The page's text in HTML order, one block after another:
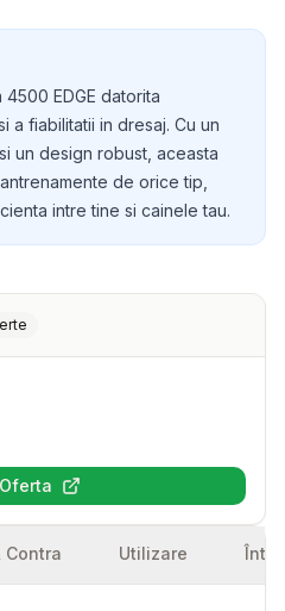
ti sa ai o comunicare
EDGE datorita
a fiabilitatii in dresaj. Cu un
un design robust, aceasta
de orice tip,
intre tine si cainele tau.
(se deschide într-o filă nouă)
Contra Utilizare